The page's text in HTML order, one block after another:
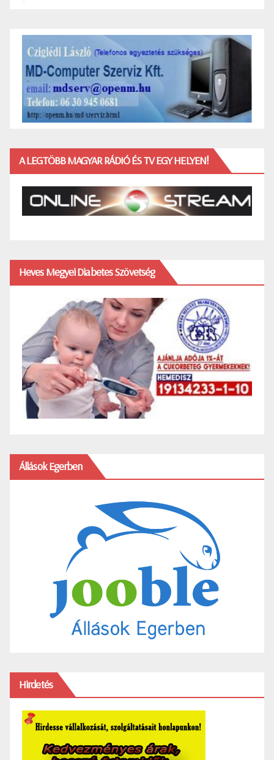
A LEGTÖBB MAGYAR RÁDIÓ ÉS TV EGY HELYEN!
Heves Megyei Diabetes Szövetség
Állások Egerben
Hirdetés